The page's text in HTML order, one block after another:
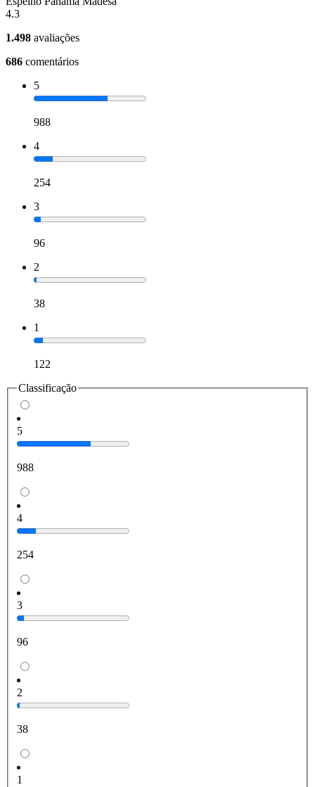
4.3
1.498 avaliações
686 comentários
5
988
4
254
3
96
2
38
1
122
Classificação
5
988
4
254
3
96
2
38
1